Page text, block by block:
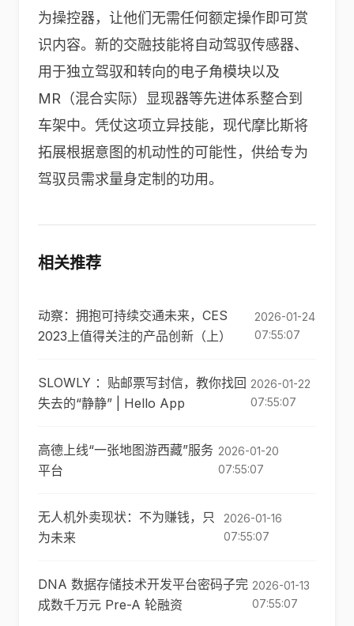
为操控器，让他们无需任何额定操作即可赏
识内容。新的交融技能将自动驾驭传感器、
用于独立驾驭和转向的电子角模块以及
MR（混合实际）显现器等先进体系整合到
车架中。凭仗这项立异技能，现代摩比斯将
拓展根据意图的机动性的可能性，供给专为
驾驭员需求量身定制的功用。
相关推荐
动察：拥抱可持续交通未来，CES
2023上值得关注的产品创新（上）
2026-01-24
07:55:07
SLOWLY ：贴邮票写封信，教你找回
失去的“静静” | Hello App
2026-01-22
07:55:07
高德上线“一张地图游西藏”服务
平台
2026-01-20
07:55:07
无人机外卖现状：不为赚钱，只
为未来
2026-01-16
07:55:07
DNA 数据存储技术开发平台密码子完
成数千万元 Pre-A 轮融资
2026-01-13
07:55:07